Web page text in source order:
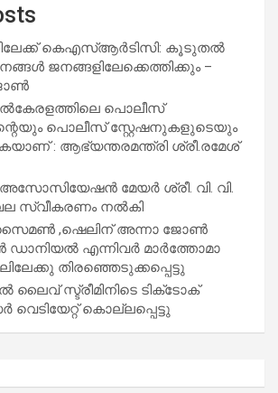
കെഎസ്ആർടിസി: കൂടുതൽ
ജനങ്ങളിലേക്കെത്തിക്കും –
പൊലീസ്
പൊലീസ് സ്റ്റേഷനുകളുടെയും
: ആഭ്യന്തരമന്ത്രി ശ്രീ.രമേശ്
മേയർ ശ്രീ. വി. വി.
സ്വീകരണം നൽകി
സൈമൺ ,ഷെലിന് അന്നാ ജോൺ
എന്നിവർ മാർത്തോമാ
തിരഞ്ഞെടുക്കപ്പെട്ടു
ലൈവ് സ്ട്രീമിനിടെ ടിക്‌ടോക്
കൊല്ലപ്പെട്ടു